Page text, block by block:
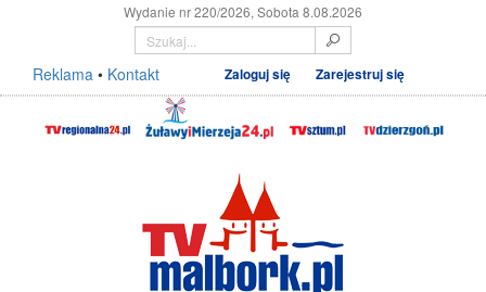
Wydanie nr 220/2026, Sobota 8.08.2026
Reklama • Kontakt Zaloguj się Zarejestruj się